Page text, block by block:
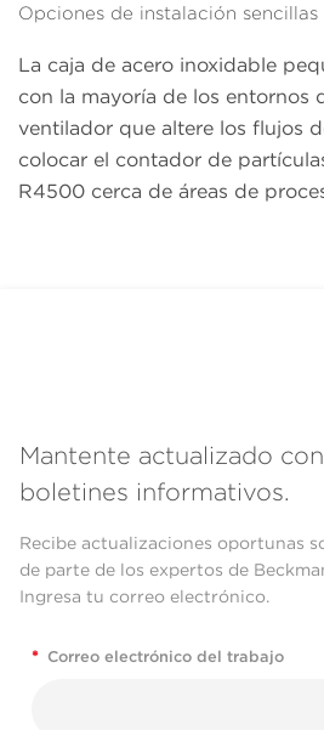
Opciones de instalación sencillas
La caja de acero inoxidable
con la mayoría de los entornos
ventilador que altere los flujos
colocar el contador de
R4500 cerca de áreas de
Mantente actualizado
boletines informativos.
Recibe actualizaciones oportunas
de parte de los expertos de
Ingresa tu correo electrónico.
* Correo electrónico del trabajo